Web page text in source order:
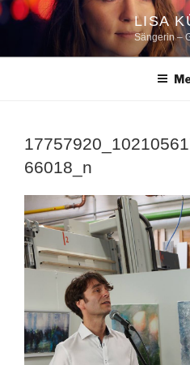
Zum
Inhalt
LISA
Sängerin –
66018_n